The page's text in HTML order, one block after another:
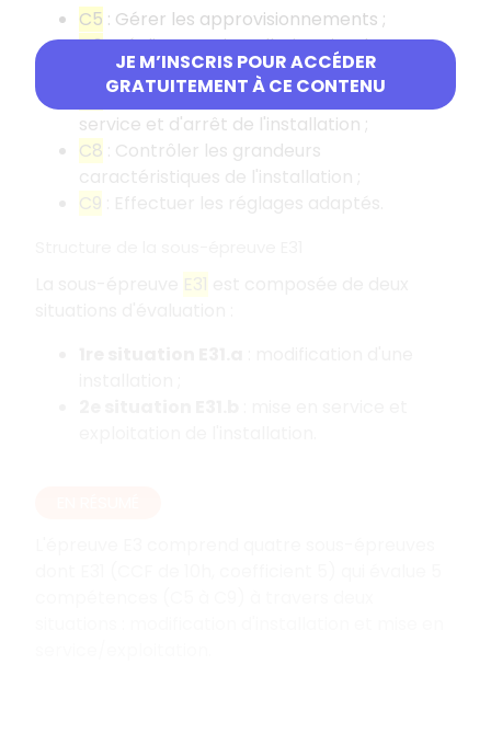
JE M’INSCRIS POUR ACCÉDER
GRATUITEMENT À CE CONTENU
C5 : Gérer les approvisionnements ;
C6: Réaliser une installation simple ou une
modification de manière éco-responsable ;
: Réaliser les opérations de mise en
service et d'arrêt de l'installation ;
C8 : Contrôler les grandeurs
caractéristiques de l'installation ;
C9